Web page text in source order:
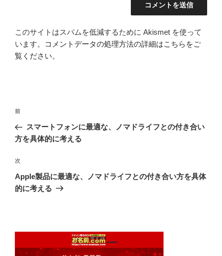
このサイトはスパムを低減するために Akismet を使って
います。
コメントデータの処理方法の詳細はこちらをご
覧ください。
投
ナ
ゲ
ー
シ
前
の
投
前
スマートフォンに最適な、ノマドライフとの付き合い
方を具体的に考える
次
の
投
次
Apple製品に最適な、ノマドライフとの付き合い方を具体
的に考える